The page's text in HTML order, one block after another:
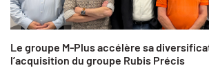
Le groupe M-Plus accélère sa
l’acquisition du groupe Rubis Précis